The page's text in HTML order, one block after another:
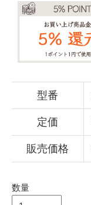
型番
定価
販売価格
数量